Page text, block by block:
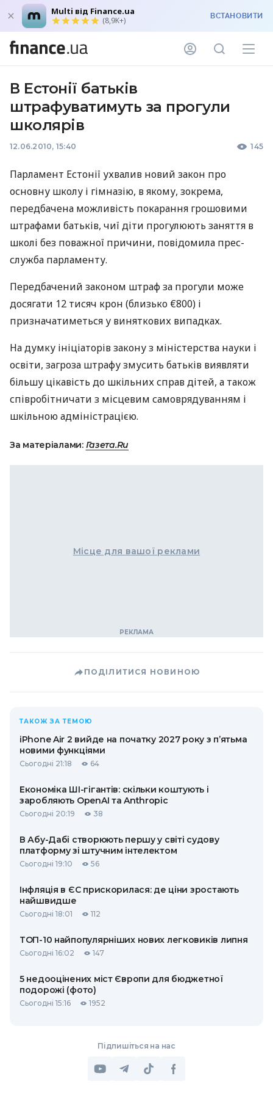
Multi від Finance.ua
(8,9K+) ВСТАНОВИТИ
В Естонії батьків
штрафуватимуть за прогули
школярів
12.06.2010, 15:40 145
Парламент Естонії ухвалив новий закон про
основну школу і гімназію, в якому, зокрема,
передбачена можливість покарання грошовими
штрафами батьків, чиї діти прогулюють заняття в
школі без поважної причини, повідомила прес-
служба парламенту.
Передбачений законом штраф за прогули може
досягати 12 тисяч крон (близько €800) і
призначатиметься у виняткових випадках.
На думку ініціаторів закону з міністерства науки і
освіти, загроза штрафу змусить батьків виявляти
більшу цікавість до шкільних справ дітей, а також
співробітничати з місцевим самоврядуванням і
шкільною адміністрацією.
За матеріалами: Газета.Ru
Місце для вашої реклами
ПОДІЛИТИСЯ НОВИНОЮ
ТАКОЖ ЗА ТЕМОЮ
iPhone Air 2 вийде на початку 2027 року з п’ятьма
новими функціями
Сьогодні 21:18 64
Економіка ШІ-гігантів: скільки коштують і
заробляють OpenAI та Anthropic
Сьогодні 20:19 38
В Абу-Дабі створюють першу у світі судову
платформу зі штучним інтелектом
Сьогодні 19:10 56
Інфляція в ЄС прискорилася: де ціни зростають
найшвидше
Сьогодні 18:01 112
ТОП-10 найпопулярніших нових легковиків липня
Сьогодні 16:02 147
5 недооцінених міст Європи для бюджетної
подорожі (фото)
Сьогодні 15:16 1952
Підпишіться на нас